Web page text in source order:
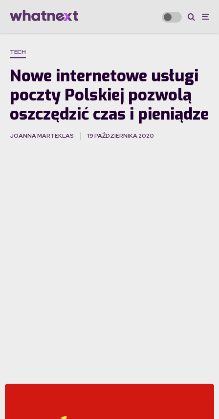
TECH
Nowe internetowe usługi
poczty Polskiej pozwolą
oszczędzić czas i pieniądze
JOANNA MARTEKLAS 19 PAŹDZIERNIKA 2020